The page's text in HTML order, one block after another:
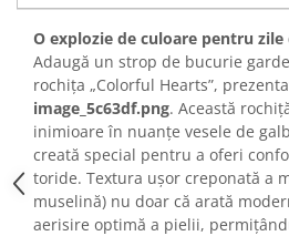
O explozie de culoare pentru zile
Adaugă un strop de bucurie
rochița „Colorful Hearts”,
image_5c63df.png. Această
inimioare în nuanțe vesele de
creată special pentru a oferi
toride. Textura ușor creponată a
muselină) nu doar că arată
aerisire optimă a pielii,